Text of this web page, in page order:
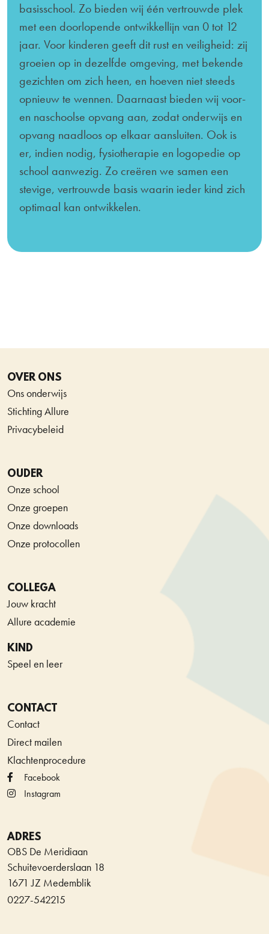
basisschool. Zo bieden wij één vertrouwde plek
met een doorlopende ontwikkellijn van 0 tot 12
jaar. Voor kinderen geeft dit rust en veiligheid: zij
groeien op in dezelfde omgeving, met bekende
gezichten om zich heen, en hoeven niet steeds
opnieuw te wennen. Daarnaast bieden wij voor-
en naschoolse opvang aan, zodat onderwijs en
opvang naadloos op elkaar aansluiten. Ook is
er, indien nodig, fysiotherapie en logopedie op
school aanwezig. Zo creëren we samen een
stevige, vertrouwde basis waarin ieder kind zich
optimaal kan ontwikkelen.
OVER ONS
Ons onderwijs
Stichting Allure
Privacybeleid
OUDER
Onze school
Onze groepen
Onze downloads
Onze protocollen
COLLEGA
Jouw kracht
Allure academie
KIND
Speel en leer
CONTACT
Contact
Direct mailen
Klachtenprocedure
Facebook
Instagram
ADRES
OBS De Meridiaan
Schuitevoerderslaan 18
1671 JZ Medemblik
0227-542215